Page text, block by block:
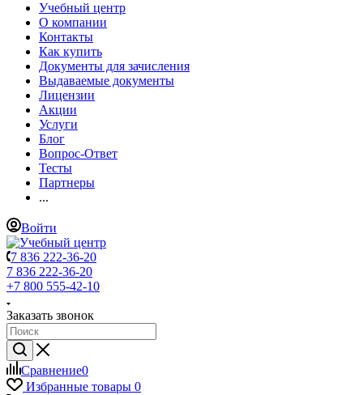
Учебный центр
О компании
Контакты
Как купить
Документы для зачисления
Выдаваемые документы
Лицензии
Акции
Услуги
Блог
Вопрос-Ответ
Тесты
Партнеры
...
Войти
7 836 222-36-20
7 836 222-36-20
+7 800 555-42-10
Заказать звонок
Сравнение0
Избранные товары 0